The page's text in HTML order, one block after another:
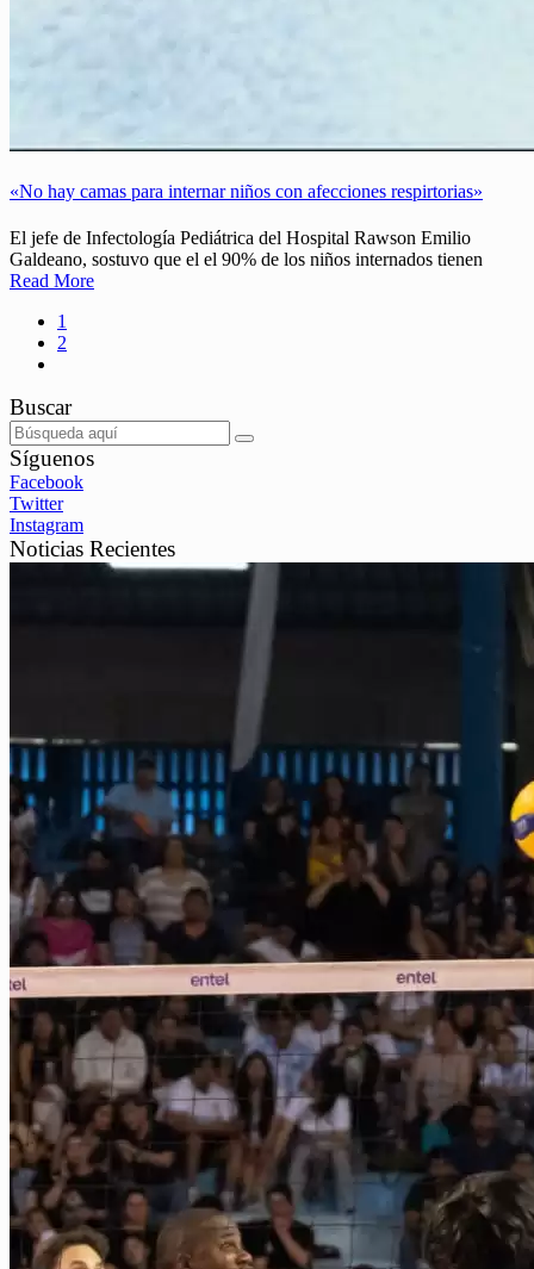
«No hay camas para internar niños con afecciones respirtorias»
El jefe de Infectología Pediátrica del Hospital Rawson Emilio
Galdeano, sostuvo que el el 90% de los niños internados tienen
Read More
1
2
Buscar
Síguenos
Facebook
Twitter
Instagram
Noticias Recientes